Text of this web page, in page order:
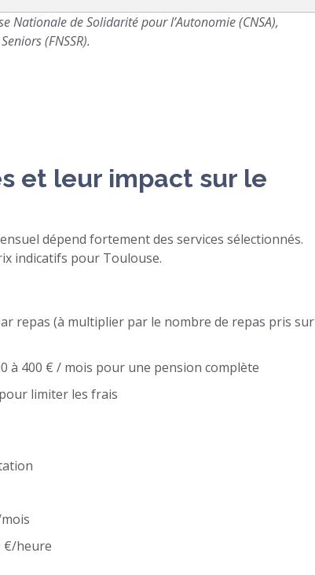
Nationale de Solidarité pour l’Autonomie (CNSA),
(FNSSR).
et leur impact sur le
dépend fortement des services sélectionnés.
indicatifs pour Toulouse.
repas (à multiplier par le nombre de repas pris sur
à 400 € / mois pour une pension complète
limiter les frais
€/heure